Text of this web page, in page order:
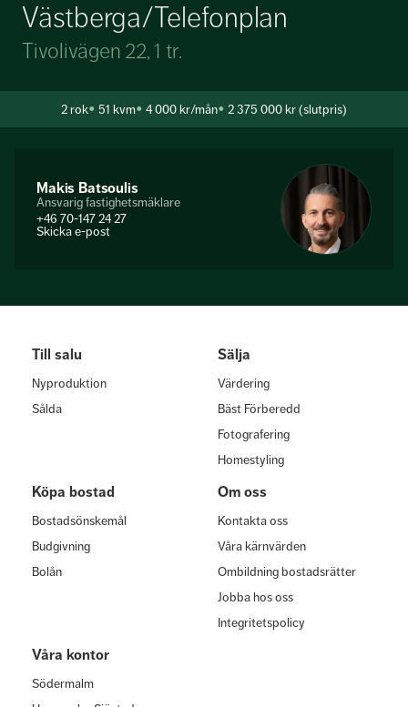
Tivolivägen 22, 1 tr.
Västberga/Telefonplan
2rok 51 kvm 4 000 kr/mån 2 375 000 kr (slutpris)
Makis Batsoulis
Ansvarig fastighetsmäklare
+46 70-147 24 27
Skicka e-post
Till salu
Nyproduktion
Sålda
Sälja
Värdering
Bäst Förberedd
Fotografering
Homestyling
Köpa bostad
Bostadsönskemål
Budgivning
Bolån
Om oss
Kontakta oss
Våra kärnvärden
Ombildning bostadsrätter
Jobba hos oss
Integritetspolicy
Våra kontor
Södermalm